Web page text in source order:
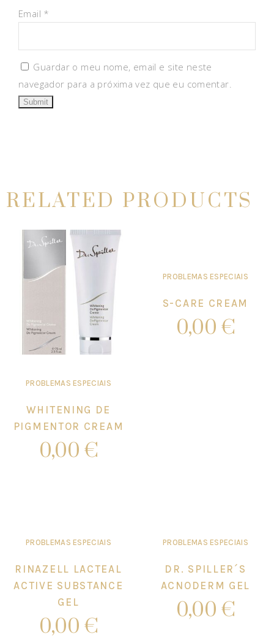
Email *
Guardar o meu nome, email e site neste
navegador para a próxima vez que eu comentar.
RELATED PRODUCTS
PROBLEMAS ESPECIAIS
WHITENING DE
PIGMENTOR CREAM
0,00 €
PROBLEMAS ESPECIAIS
S-CARE CREAM
0,00 €
PROBLEMAS ESPECIAIS
RINAZELL LACTEAL
ACTIVE SUBSTANCE
GEL
0,00 €
PROBLEMAS ESPECIAIS
DR. SPILLER´S
ACNODERM GEL
0,00 €